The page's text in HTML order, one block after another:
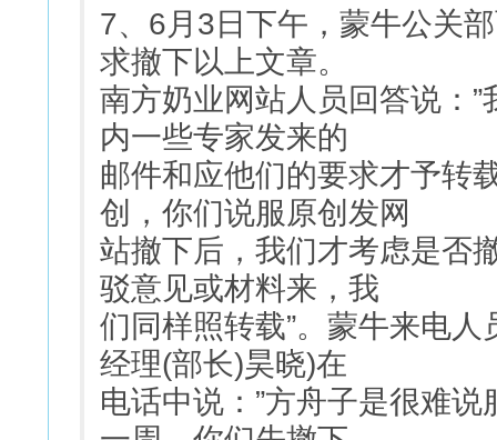
7、6月3日下午，蒙牛公关
求撤下以上文章。
南方奶业网站人员回答说：
内一些专家发来的
邮件和应他们的要求才予转
创，你们说服原创发网
站撤下后，我们才考虑是否
驳意见或材料来，我
们同样照转载”。蒙牛来电
经理(部长)昊晓)在
电话中说：”方舟子是很难